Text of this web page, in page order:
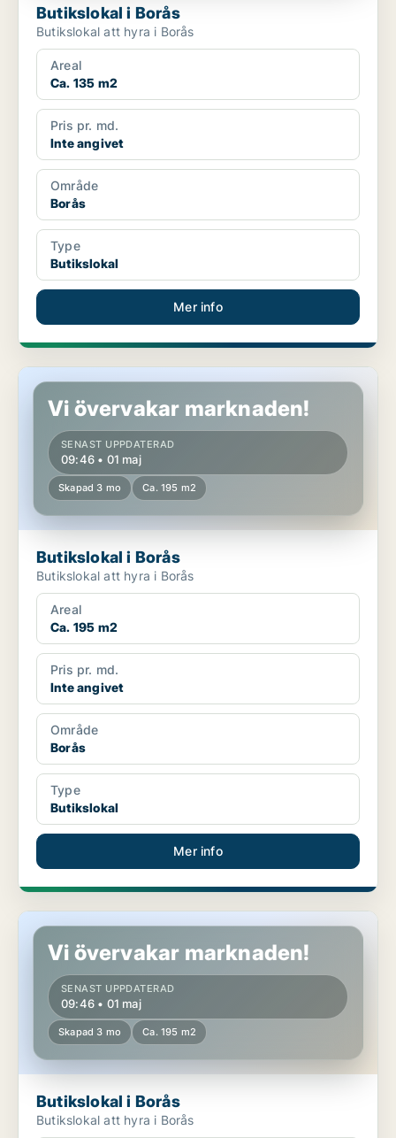
Butikslokal i Borås
Butikslokal att hyra i Borås
Areal
Ca. 135 m2
Pris pr. md.
Inte angivet
Område
Borås
Type
Butikslokal
Mer info
Butikslokal i Borås
Vi övervakar marknaden!
SENAST UPPDATERAD
09:46 • 01 maj
Skapad 3 mo Ca. 195 m2
Butikslokal i Borås
Butikslokal att hyra i Borås
Areal
Ca. 195 m2
Pris pr. md.
Inte angivet
Område
Borås
Type
Butikslokal
Mer info
Butikslokal i Borås
Vi övervakar marknaden!
SENAST UPPDATERAD
09:46 • 01 maj
Skapad 3 mo Ca. 195 m2
Butikslokal i Borås
Butikslokal att hyra i Borås